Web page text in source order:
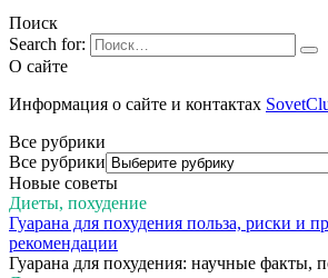
Поиск
Search for:
О сайте
Информация о сайте и контактах
Все рубрики
Все рубрики
Новые советы
Диеты, похудение
Гуарана для похудения польза, риски и
рекомендации
Гуарана для похудения: научные факты,